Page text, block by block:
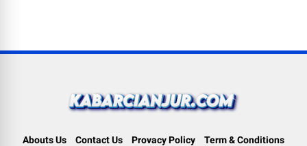
Abouts Us Contact Us Provacy Policy
Term & Conditions